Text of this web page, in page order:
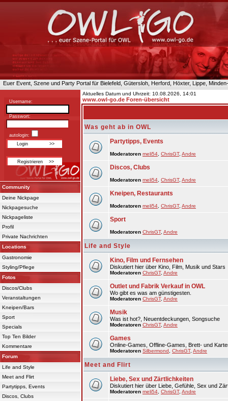
Euer Event, Szene und Party Portal für Bielefeld, Gütersloh, Herford, Höxter, Lippe,
Username:
Passwort:
autologin:
Community
Deine Nickpage
Nickpagesuche
Nickpageliste
Profil
Private Nachrichten
Locations
Gastronomie
Styling/Pflege
Fotos
Discos/Clubs
Veranstaltungen
Kneipen/Bars
Sport
Specials
Top Ten Bilder
Kommentare
Forum
Life and Style
Meet and Flirt
Partytipps, Events
Discos, Clubs
Aktuelles Datum und Uhrzeit: 10.08.2026, 14:01
www.owl-go.de Foren-übersicht
Was geht ab in OWL
Partytipps, Events
Moderatoren meli54 ChrisGT, Andre
Discos, Clubs
Moderatoren meli54 ChrisGT, Andre
Kneipen, Restaurants
Moderatoren meli54 ChrisGT, Andre
Sport
Moderatoren ChrisGT, Andre
Life and Style
Kino, Film und Fernsehen
Diskutiert hier über Kino, Film, Musik und Stars
Moderatoren ChrisGT, Andre
Outlet und Fabrik Verkauf in OWL
Wo gibt es was am günstigesten.
Moderatoren ChrisGT, Andre
Musik
Was ist hot?, Neuentdeckungen, Songsuche
Moderatoren ChrisGT, Andre
Games
Online-Games, Offline-Games, Brett- und
Moderatoren Silbermond ChrisGT, Andre
Meet and Flirt
Liebe, Sex und Zärtlichkeiten
Diskutiert hier über Liebe, Gefühle, Sex und
Moderatoren meli54 ChrisGT, Andre